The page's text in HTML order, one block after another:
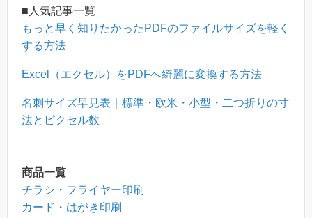
■人気記事一覧
もっと早く知りたかったPDFのファイルサイズを軽く
する方法
Excel（エクセル）をPDFへ綺麗に変換する方法
名刺サイズ早見表｜標準・欧米・小型・二つ折りの寸
法とピクセル数
商品一覧
チラシ・フライヤー印刷
カード・はがき印刷